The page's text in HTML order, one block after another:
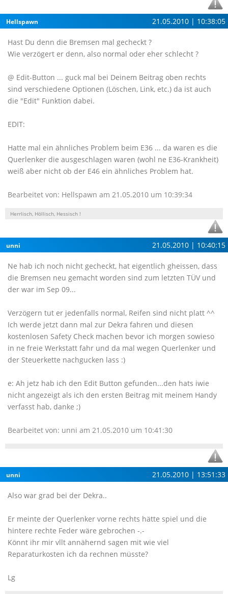
Hellspawn 21.05.2010 | 10:38:05
Hast Du denn die Bremsen mal gecheckt ?
Wie verzögert er denn, also normal oder eher schlecht ?
@ Edit-Button ... guck mal bei Deinem Beitrag oben rechts
sind verschiedene Optionen (Löschen, Link, etc.) da ist auch
die "Edit" Funktion dabei.
EDIT:
Hatte mal ein ähnliches Problem beim E36 ... da waren es die
Querlenker die ausgeschlagen waren (wohl ne E36-Krankheit)
weiß aber nicht ob der E46 ein ähnliches Problem hat.
Bearbeitet von: Hellspawn am 21.05.2010 um 10:39:34
Herrlisch, Höllisch, Hessisch !
unni 21.05.2010 | 10:40:15
Ne hab ich noch nicht gecheckt, hat eigentlich gheissen, dass
die Bremsen neu gemacht worden sind zum letzten TÜV und
der war im Sep 09...
Verzögern tut er jedenfalls normal, Reifen sind nicht platt ^^
Ich werde jetzt dann mal zur Dekra fahren und diesen
kostenlosen Safety Check machen bevor ich morgen sowieso
in ne freie Werkstatt fahr und da mal wegen Querlenker und
der Steuerkette nachgucken lass :)
e: Ah jetz hab ich den Edit Button gefunden...den hats iwie
nicht angezeigt als ich den ersten Beitrag mit meinem Handy
verfasst hab, danke ;)
Bearbeitet von: unni am 21.05.2010 um 10:41:30
unni 21.05.2010 | 13:51:33
Also war grad bei der Dekra..
Er meinte der Querlenker vorne rechts hätte spiel und die
hintere rechte Feder wäre gebrochen -.-
Könnt ihr mir vllt annähernd sagen mit wie viel
Reparaturkosten ich da rechnen müsste?
Lg